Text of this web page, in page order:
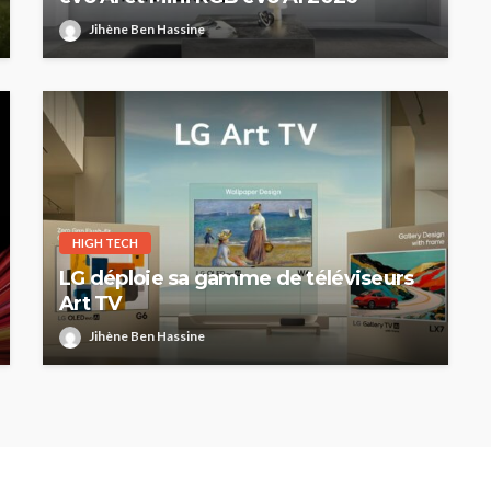
Jihène Ben Hassine
HIGH TECH
LG déploie sa gamme de téléviseurs
Art TV
Jihène Ben Hassine